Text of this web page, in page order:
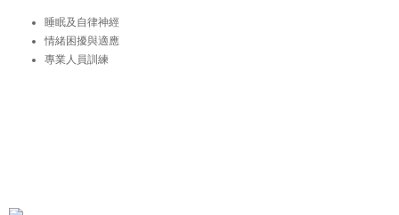
睡眠及自律神經
情緒困擾與適應
專業人員訓練